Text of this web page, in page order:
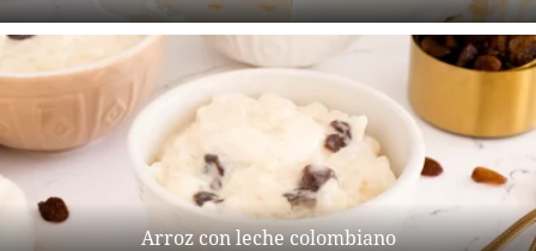
Arroz con leche colombiano